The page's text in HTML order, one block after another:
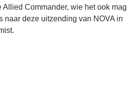
Commander, wie het ook mag
naar deze uitzending van NOVA in